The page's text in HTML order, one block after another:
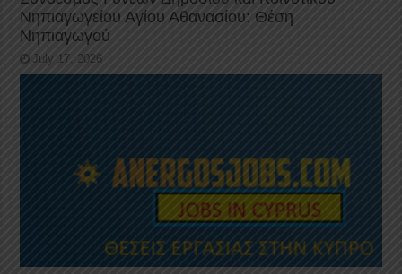
Νηπιαγωγείου Αγίου Αθανασίου: Θέση
Νηπιαγωγού
July 17, 2026